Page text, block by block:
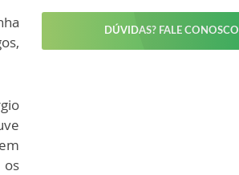
os
DÚVIDAS? FALE CONOSCO